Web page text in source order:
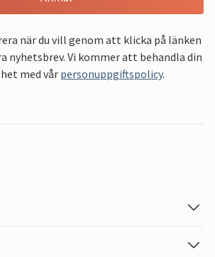
när du vill genom att klicka på länken
nyhetsbrev. Vi kommer att behandla din
med vårpersonuppgiftspolicy.